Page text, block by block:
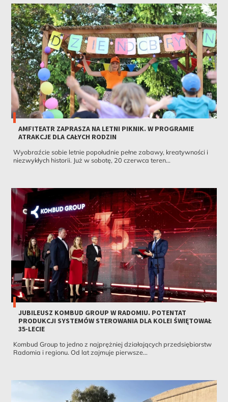
AMFITEATR ZAPRASZA NA LETNI PIKNIK. W PROGRAMIE
ATRAKCJE DLA CAŁYCH RODZIN
Wyobraźcie sobie letnie popołudnie pełne zabawy, kreatywności i
niezwykłych historii. Już w sobotę, 20 czerwca teren...
JUBILEUSZ KOMBUD GROUP W RADOMIU. POTENTAT
PRODUKCJI SYSTEMÓW STEROWANIA DLA KOLEI ŚWIĘTOWAŁ
35-LECIE
Kombud Group to jedno z najprężniej działających przedsiębiorstw
Radomia i regionu. Od lat zajmuje pierwsze...